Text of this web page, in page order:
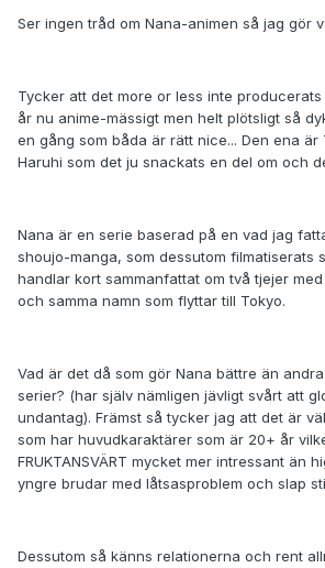
Ser ingen tråd om Nana-animen så jag gör
Tycker att det more or less inte
år nu anime-mässigt men helt plötsligt så
en gång som båda är rätt nice... Den ena
Haruhi som det ju snackats en del om och
Nana är en serie baserad på en vad jag
shoujo-manga, som dessutom filmatiserats
handlar kort sammanfattat om två tjejer
och samma namn som flyttar till Tokyo.
Vad är det då som gör Nana bättre än
serier? (har själv nämligen jävligt svårt att
undantag). Främst så tycker jag att det är
som har huvudkaraktärer som är 20+ år
FRUKTANSVÄRT mycket mer intressant än
yngre brudar med låtsasproblem och slap
Dessutom så känns relationerna och rent